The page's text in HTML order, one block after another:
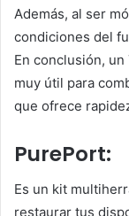
Además, al ser
condiciones del
En conclusión,
muy útil para
que ofrece
PurePort:
Es un kit
restaurar tus